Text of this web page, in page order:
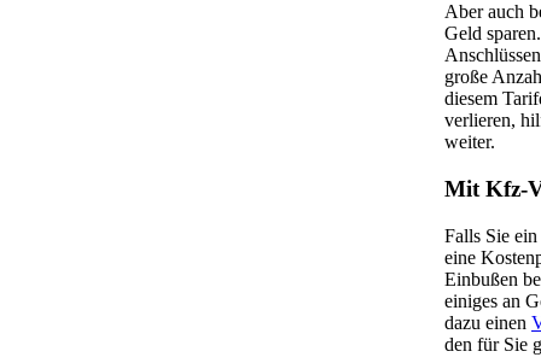
Aber auch
Geld
große
diesem
verlieren,
weiter.
Mit Kfz-
Falls Sie
eine
Einbußen
einiges an
dazu einen
den für Sie